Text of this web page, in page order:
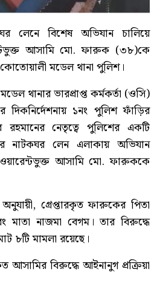
লেনে বিশেষ অভিযান চালিয়ে
আসামি মো. ফারুক (৩৮)কে
কোতোয়ালী মডেল থানা পুলিশ।
থানার ভারপ্রাপ্ত কর্মকর্তা (ওসি)
দিকনির্দেশনায় ১নং পুলিশ ফাঁড়ির
নেতৃত্বে পুলিশের একটি
নাটকঘর লেন এলাকায় অভিযান
আসামি মো. ফারুককে
গ্রেপ্তারকৃত ফারুকের পিতা
নাজমা বেগম। তার বিরুদ্ধে
৮টি মামলা রয়েছে।
আসামির বিরুদ্ধে আইনানুগ প্রক্রিয়া